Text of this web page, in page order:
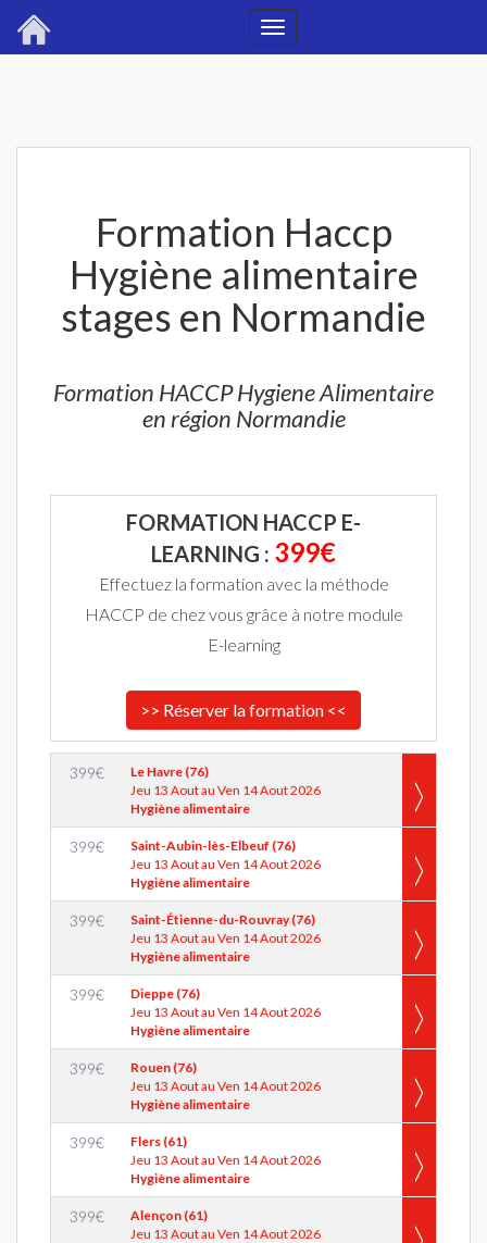
Toggle
Formation Haccp
Hygiène alimentaire
stages en Normandie
Formation HACCP Hygiene Alimentaire
en région Normandie
FORMATION HACCP E-
LEARNING : 399€
Effectuez la formation avec la méthode
HACCP de chez vous grâce à notre module
E-learning
>> Réserver la formation <<
399€
Le Havre (76)
Jeu 13 Aout au Ven 14 Aout 2026
Hygiène alimentaire
399€
Saint-Aubin-lès-Elbeuf (76)
Jeu 13 Aout au Ven 14 Aout 2026
Hygiène alimentaire
399€
Saint-Étienne-du-Rouvray (76)
Jeu 13 Aout au Ven 14 Aout 2026
Hygiène alimentaire
399€
Dieppe (76)
Jeu 13 Aout au Ven 14 Aout 2026
Hygiène alimentaire
399€
Rouen (76)
Jeu 13 Aout au Ven 14 Aout 2026
Hygiène alimentaire
399€
Flers (61)
Jeu 13 Aout au Ven 14 Aout 2026
Hygiène alimentaire
399€
Alençon (61)
Jeu 13 Aout au Ven 14 Aout 2026